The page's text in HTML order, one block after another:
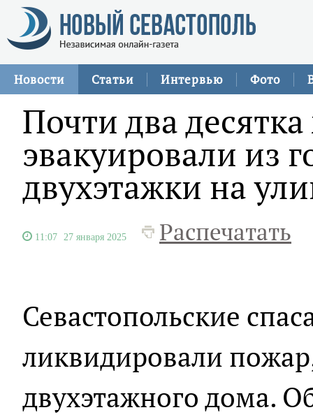
Новости Статьи Интервью Фото
Почти два
эвакуировали из
двухэтажки на
11:07 27 января 2025 Распечатать
Севастопольские
ликвидировали
двухэтажного дома.